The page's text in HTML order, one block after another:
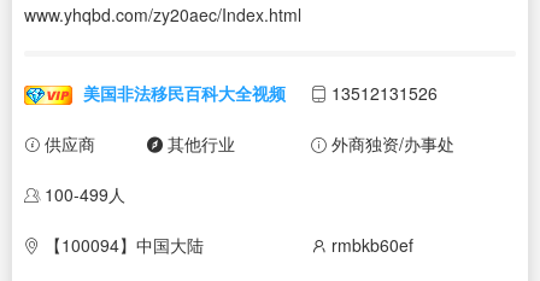
www.yhqbd.com/zy20aec/Index.html
美国非法移民百科大全视频 13512131526
供应商 其他行业 外商独资/办事处
100-499人
【100094】中国大陆 rmbkb60ef